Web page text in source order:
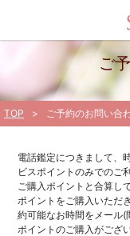
ご
TOP ご予約のお問い合
電話鑑定につきまして、
ビスポイントのみでのご
ご購入ポイントと合算し
ポイントをご購入いただ
約可能なお時間をメール(
ポイントのご購入がござ